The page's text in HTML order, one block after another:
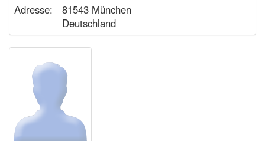
Adresse:
81543 München
Deutschland